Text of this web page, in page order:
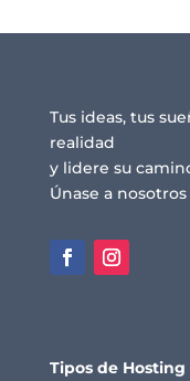
Tus ideas, tus
realidad
y lidere su
Únase a nosotros
Tipos de Hosting